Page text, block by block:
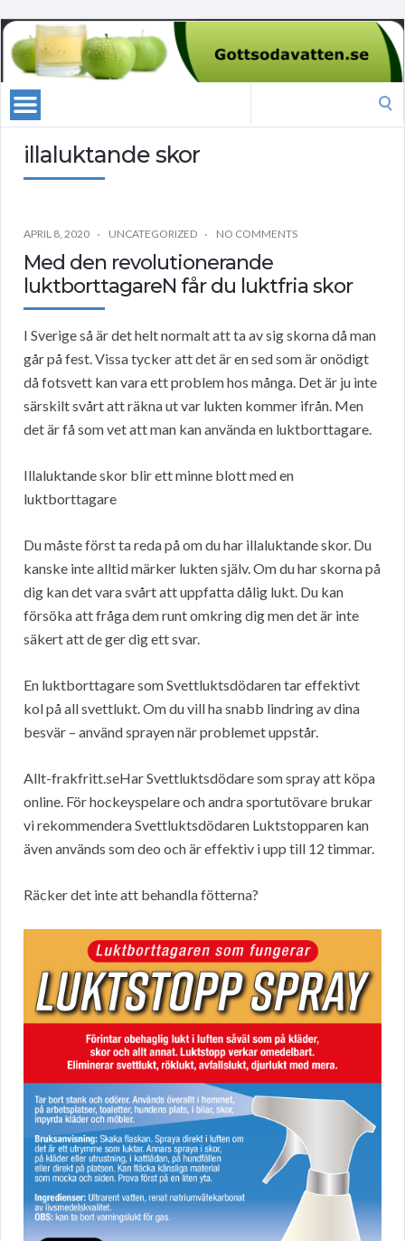
illaluktande skor
APRIL 8, 2020 UNCATEGORIZED NO COMMENTS
Med den revolutionerande
luktborttagareN får du luktfria skor
I Sverige så är det helt normalt att ta av sig skorna då man
går på fest. Vissa tycker att det är en sed som är onödigt
då fotsvett kan vara ett problem hos många. Det är ju inte
särskilt svårt att räkna ut var lukten kommer ifrån. Men
det är få som vet att man kan använda en luktborttagare.
Illaluktande skor blir ett minne blott med en
luktborttagare
Du måste först ta reda på om du har illaluktande skor. Du
kanske inte alltid märker lukten själv. Om du har skorna på
dig kan det vara svårt att uppfatta dålig lukt. Du kan
försöka att fråga dem runt omkring dig men det är inte
säkert att de ger dig ett svar.
En luktborttagare som Svettluktsdödaren tar effektivt
kol på all svettlukt. Om du vill ha snabb lindring av dina
besvär – använd sprayen när problemet uppstår.
Allt-frakfritt.seHar Svettluktsdödare som spray att köpa
online. För hockeyspelare och andra sportutövare brukar
vi rekommendera Svettluktsdödaren Luktstopparen kan
även används som deo och är effektiv i upp till 12 timmar.
Räcker det inte att behandla fötterna?